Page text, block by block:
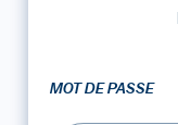
MOT DE PASSE